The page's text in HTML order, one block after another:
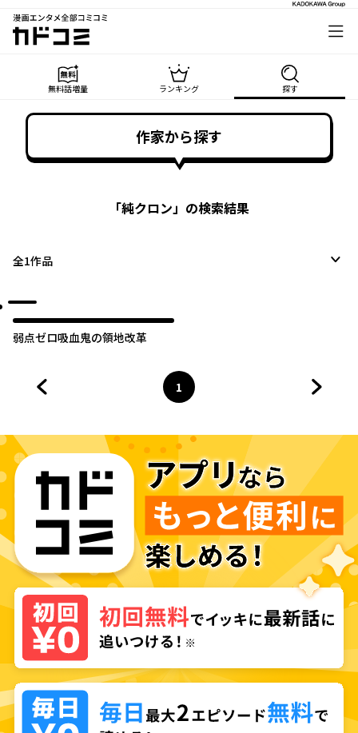
漫画エンタメ全部コミコミ
カドコミ
無料話増量 ランキング 探す
作家から探す
「純クロン」の検索結果
全1作品
弱点ゼロ吸血鬼の領地改革
ページ
1
へ